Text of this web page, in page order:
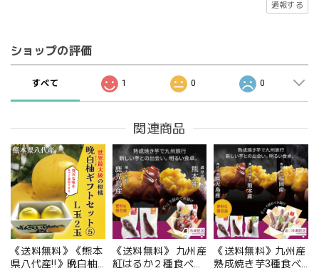
通報する
ショップの評価
すべて 1 0 0
関連商品
《送料無料》《熊本
県八代産‼️》晩白柚
《送料無料》 九州産
紅はるか２種食べ比
《送料無料》九州産
熟成焼き芋3種食べ